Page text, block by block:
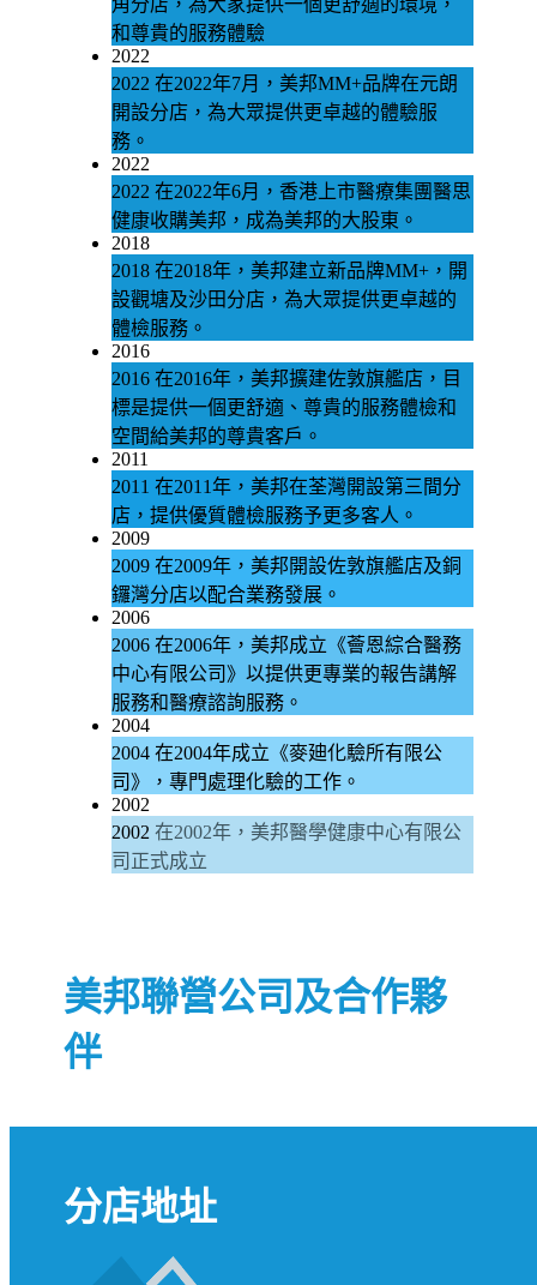
和尊貴的服務體驗
2022
2022 在2022年7月，美邦MM+品牌在元朗
開設分店，為大眾提供更卓越的體驗服
務。
2022
2022 在2022年6月，香港上市醫療集團醫思
健康收購美邦，成為美邦的大股東。
2018
2018 在2018年，美邦建立新品牌MM+，開
設觀塘及沙田分店，為大眾提供更卓越的
體檢服務。
2016
2016 在2016年，美邦擴建佐敦旗艦店，目
標是提供一個更舒適、尊貴的服務體檢和
空間給美邦的尊貴客戶。
2011
2011 在2011年，美邦在荃灣開設第三間分
店，提供優質體檢服務予更多客人。
2009
2009 在2009年，美邦開設佐敦旗艦店及銅
鑼灣分店以配合業務發展。
2006
2006 在2006年，美邦成立《薈恩綜合醫務
中心有限公司》以提供更專業的報告講解
服務和醫療諮詢服務。
2004
2004 在2004年成立《麥廸化驗所有限公
司》，專門處理化驗的工作。
2002
2002 在2002年，美邦醫學健康中心有限公
司正式成立
美邦聯營公司及合作夥
伴
分店地址